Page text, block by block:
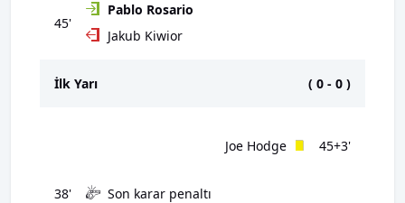
45'
Pablo Rosario
Jakub Kiwior
İlk Yarı ( 0 - 0 )
45+3'
Joe Hodge
38' Son karar penaltı